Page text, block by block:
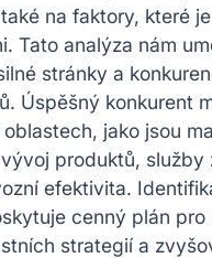
na faktory, které
Tato analýza nám
stránky a
Úspěšný konkurent
jako jsou
produktů, služby
efektivita.
cenný plán pro
strategií a